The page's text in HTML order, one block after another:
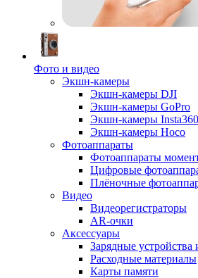
Фото и видео
Экшн-камеры
Экшн-камеры DJI
Экшн-камеры GoPro
Экшн-камеры Insta360
Экшн-камеры Hoco
Фотоаппараты
Фотоаппараты
Цифровые
Плёночные
Видео
Видеорегистраторы
AR-очки
Аксессуары
Зарядные устройства
Расходные материалы
Карты памяти